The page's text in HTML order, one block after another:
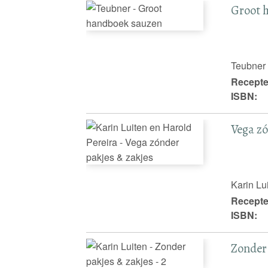
Groot
Teubner
ISBN:
Vega
Karin
ISBN: